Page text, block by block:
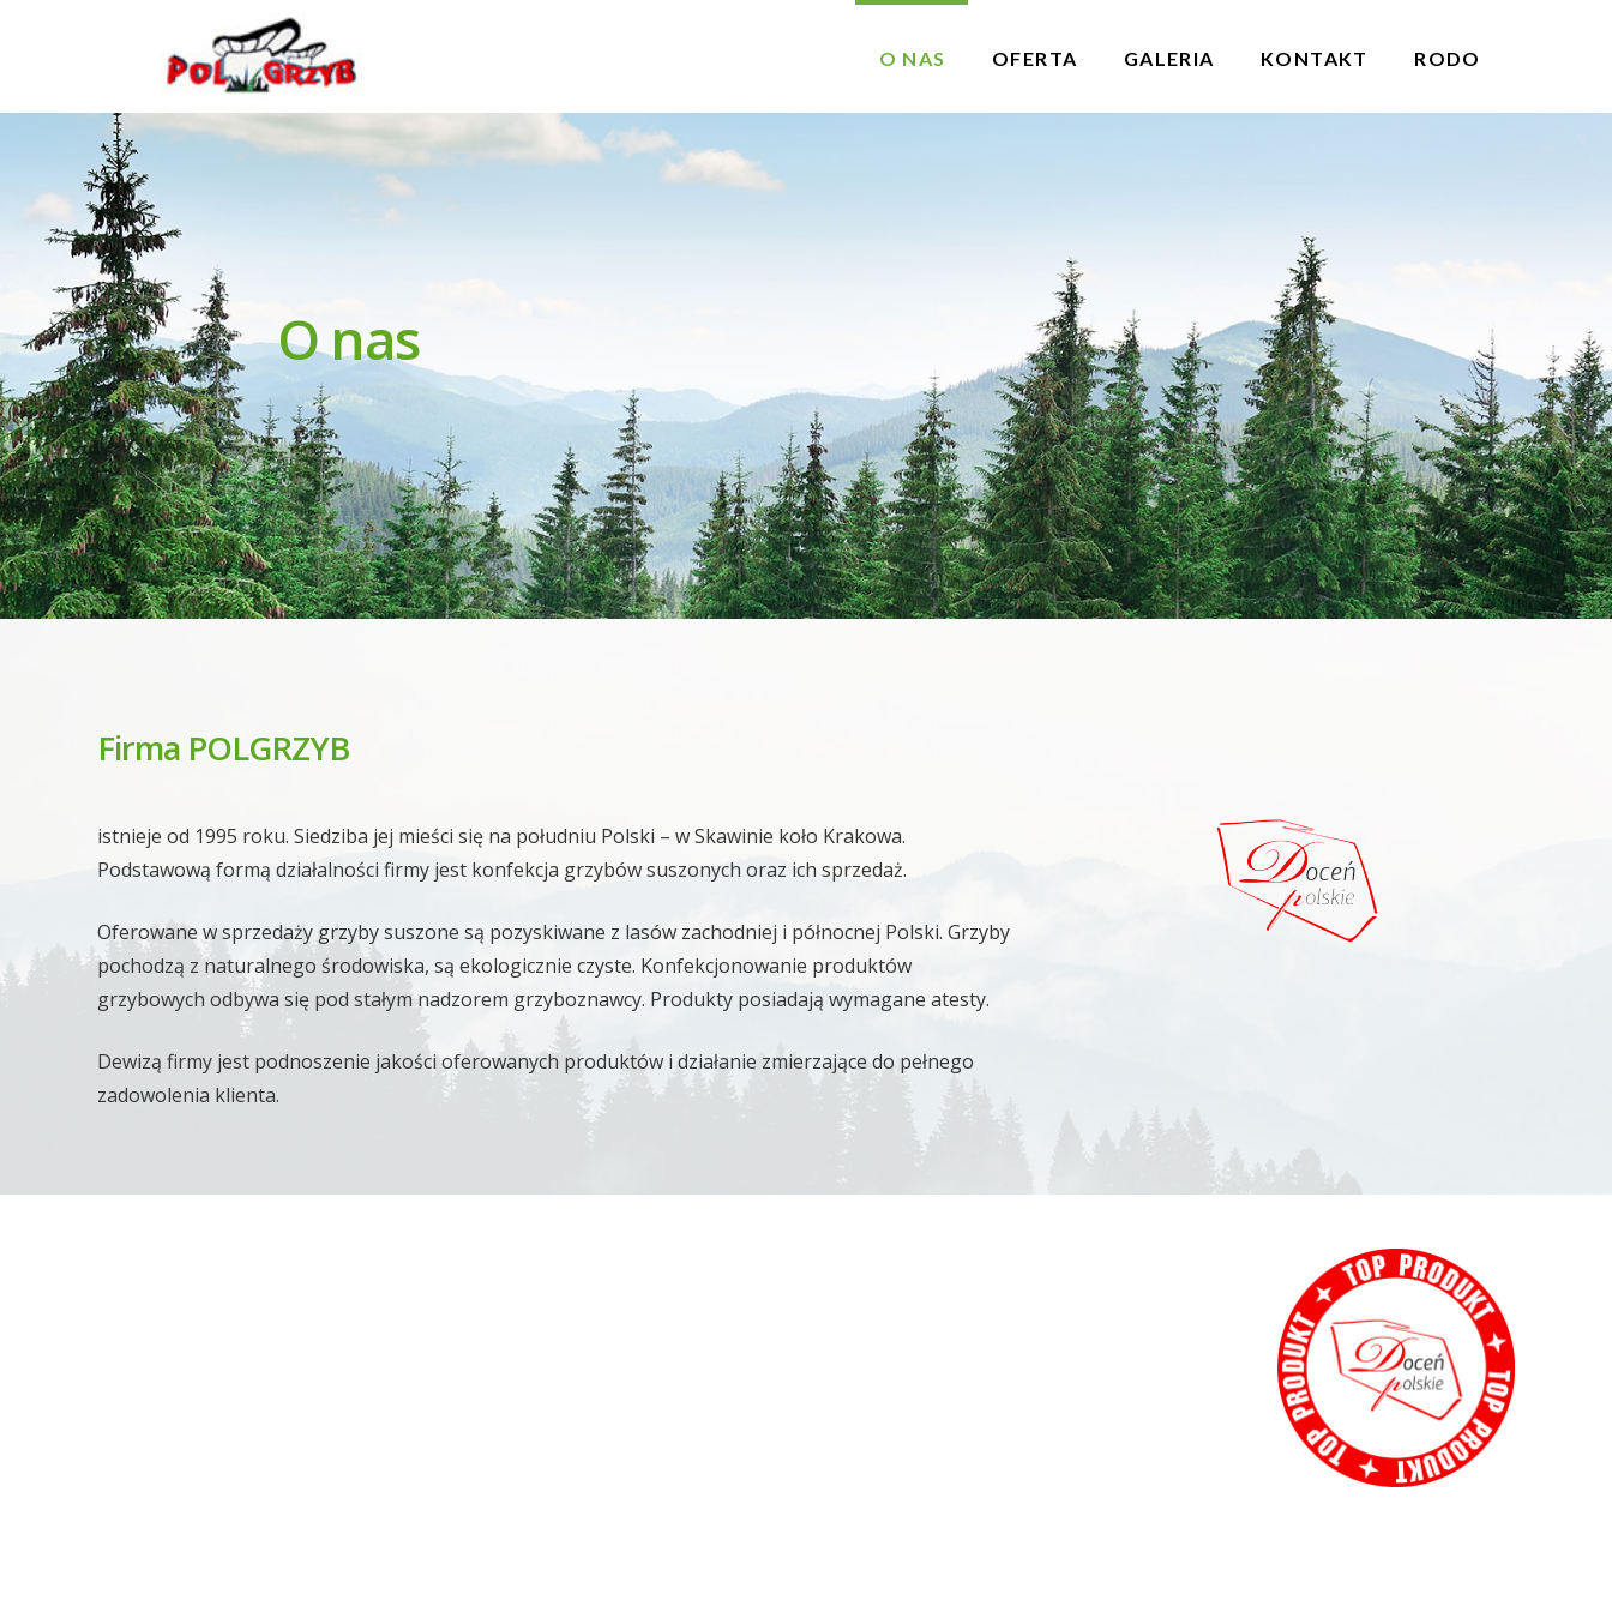
Polgrzyb O NAS OFERTA GALERIA KONTAKT RODO
O nas
Firma POLGRZYB
istnieje od 1995 roku. Siedziba jej mieści się na południu Polski – w Skawinie koło Krakowa.
Podstawową formą działalności firmy jest konfekcja grzybów suszonych oraz ich sprzedaż.
Oferowane w sprzedaży grzyby suszone są pozyskiwane z lasów zachodniej i północnej Polski. Grzyby
pochodzą z naturalnego środowiska, są ekologicznie czyste. Konfekcjonowanie produktów
grzybowych odbywa się pod stałym nadzorem grzyboznawcy. Produkty posiadają wymagane atesty.
Dewizą firmy jest podnoszenie jakości oferowanych produktów i działanie zmierzające do pełnego
zadowolenia klienta.